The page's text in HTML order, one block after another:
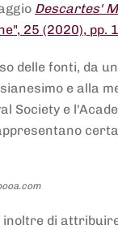
Descartes'
25 (2020), pp.
delle fonti, da
e alla
Society e
inoltre di